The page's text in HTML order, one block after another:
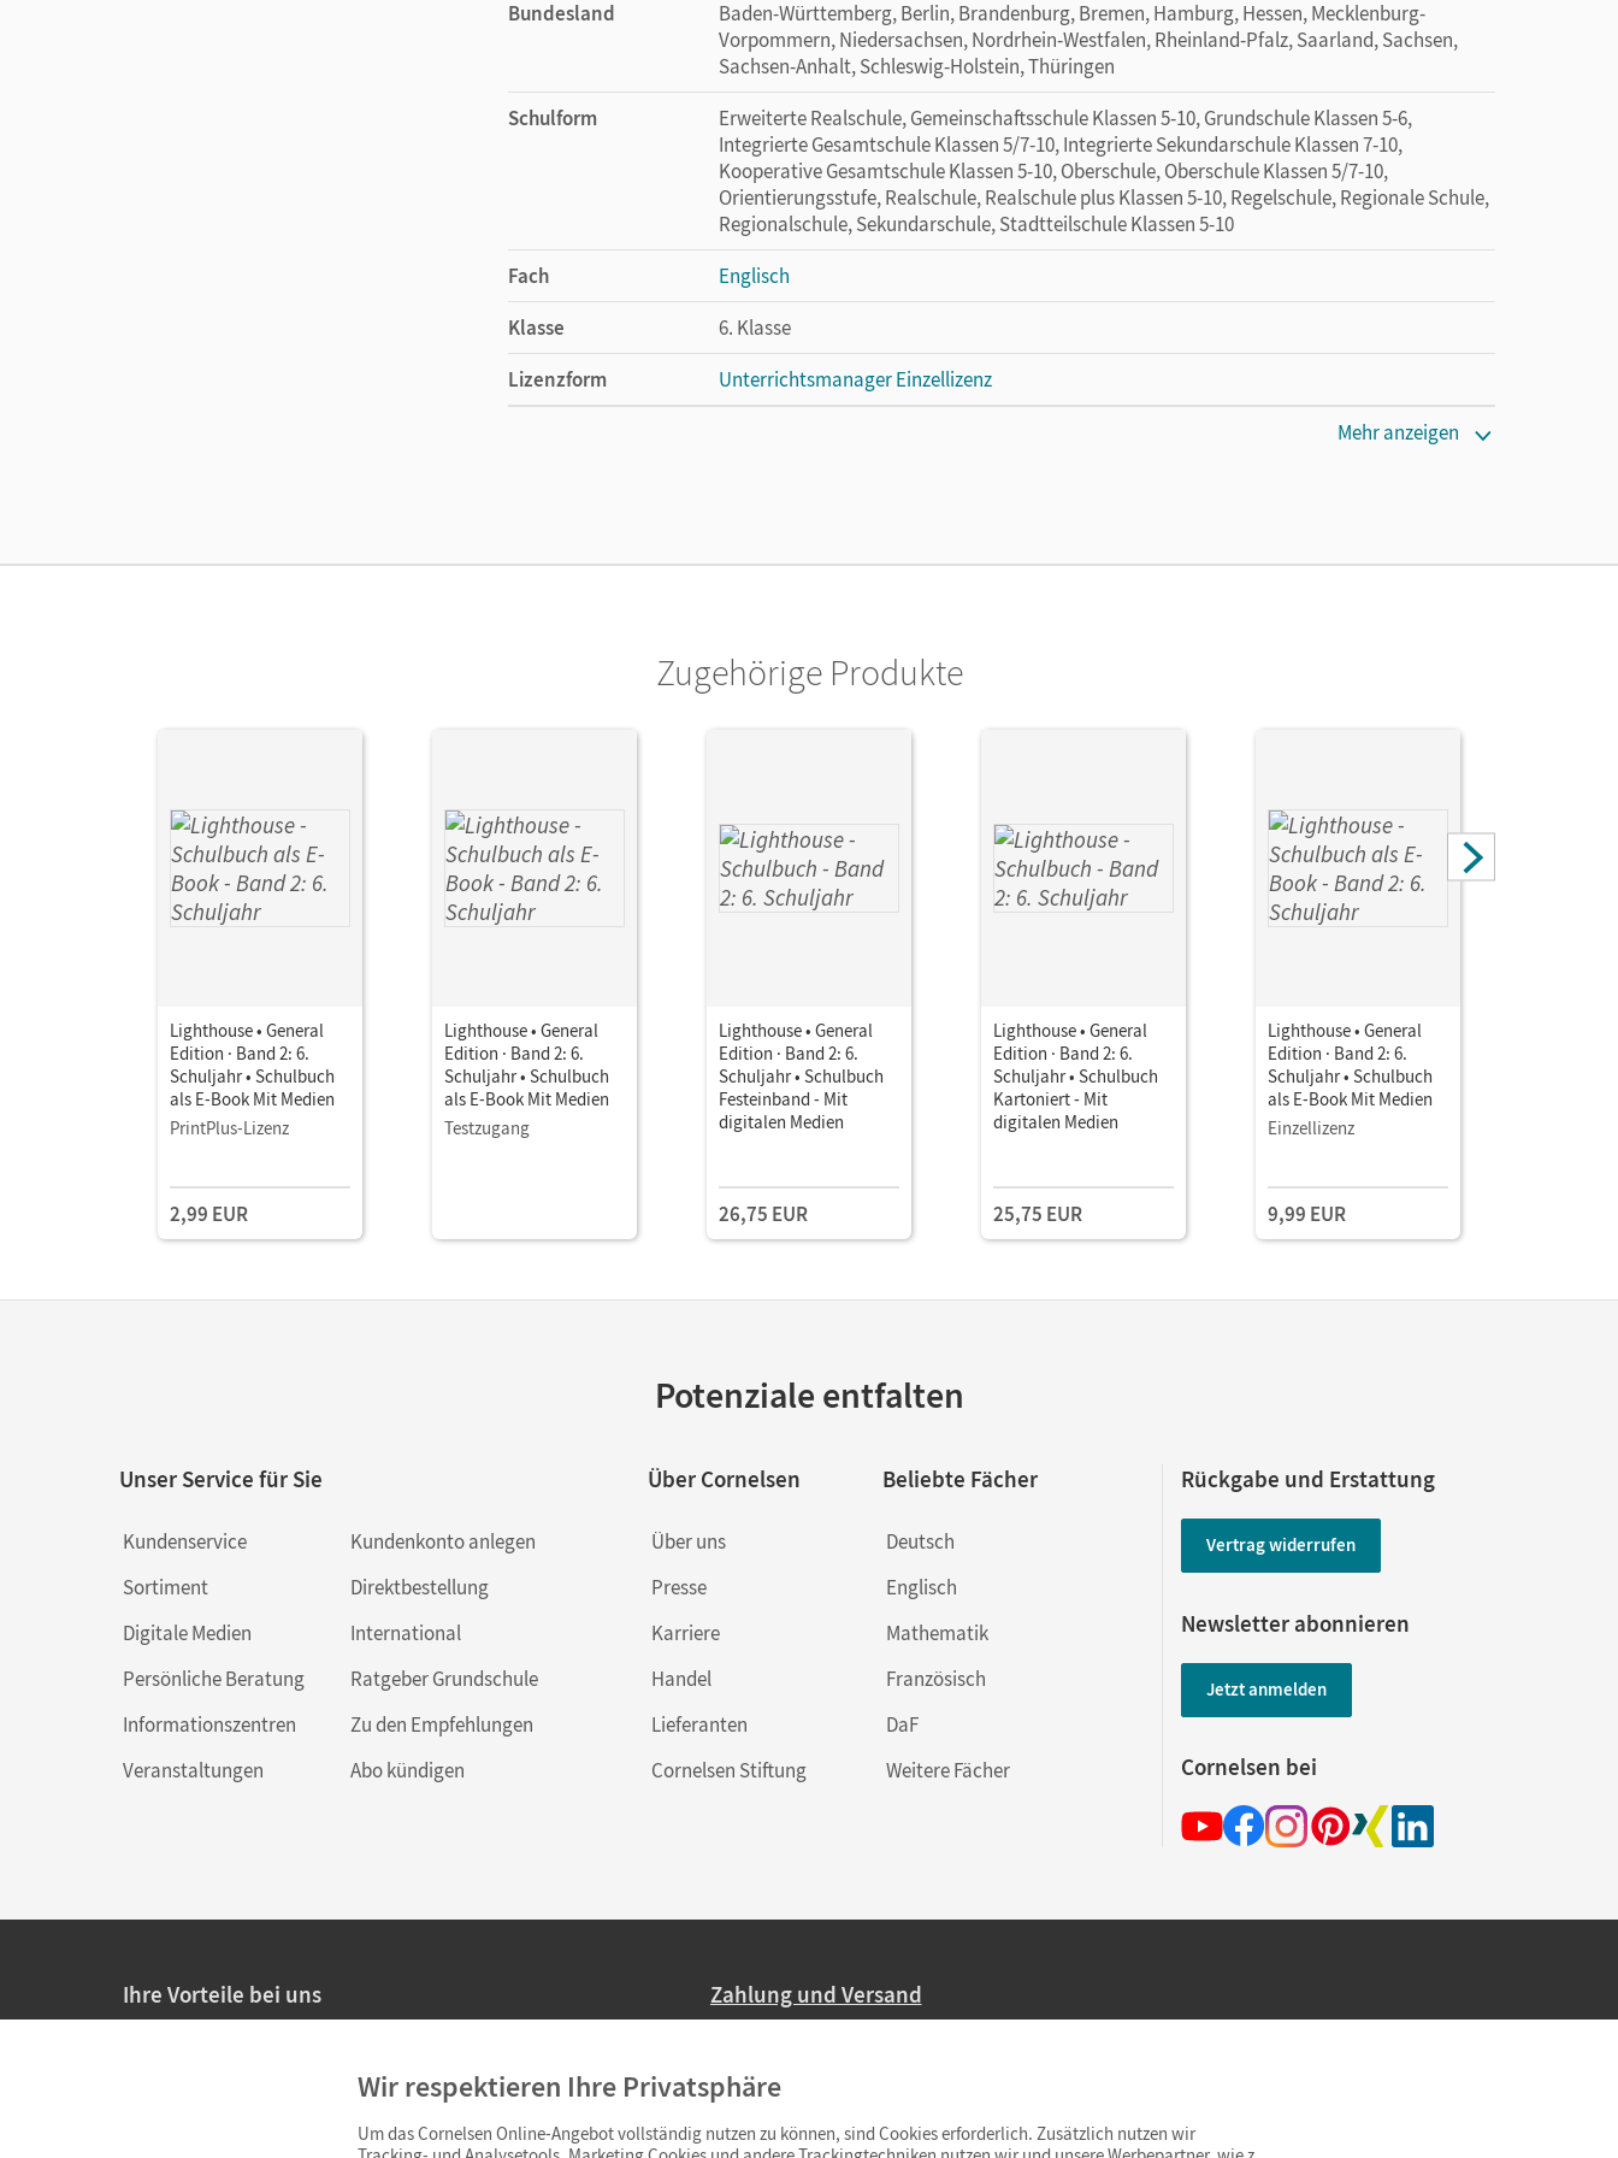
Bundesland
Baden-Württemberg, Berlin, Brandenburg, Bremen, Hamburg, Hessen, Mecklenburg-
Vorpommern, Niedersachsen, Nordrhein-Westfalen, Rheinland-Pfalz, Saarland, Sachsen,
Sachsen-Anhalt, Schleswig-Holstein, Thüringen
Schulform
Erweiterte Realschule, Gemeinschaftsschule Klassen 5-10, Grundschule Klassen 5-6,
Integrierte Gesamtschule Klassen 5/7-10, Integrierte Sekundarschule Klassen 7-10,
Kooperative Gesamtschule Klassen 5-10, Oberschule, Oberschule Klassen 5/7-10,
Orientierungsstufe, Realschule, Realschule plus Klassen 5-10, Regelschule, Regionale Schule,
Regionalschule, Sekundarschule, Stadtteilschule Klassen 5-10
Fach
Englisch
Klasse
6. Klasse
Lizenzform
Unterrichtsmanager Einzellizenz
Verlag
Cornelsen Verlag
Mehr anzeigen
Zugehörige Produkte
Lighthouse • General
Edition · Band 2: 6.
Schuljahr • Schulbuch
als E-Book Mit Medien
PrintPlus-Lizenz
2,99 EUR
Lighthouse • General
Edition · Band 2: 6.
Schuljahr • Schulbuch
als E-Book Mit Medien
Testzugang
Lighthouse • General
Edition · Band 2: 6.
Schuljahr • Schulbuch
Festeinband - Mit
digitalen Medien
26,75 EUR
Lighthouse • General
Edition · Band 2: 6.
Schuljahr • Schulbuch
Kartoniert - Mit
digitalen Medien
25,75 EUR
Lighthouse • General
Edition · Band 2: 6.
Schuljahr • Schulbuch
als E-Book Mit Medien
Einzellizenz
9,99 EUR
Potenziale entfalten
Unser Service für Sie
Kundenservice
Sortiment
Digitale Medien
Persönliche Beratung
Informationszentren
Veranstaltungen
Kundenkonto anlegen
Direktbestellung
International
Ratgeber Grundschule
Zu den Empfehlungen
Abo kündigen
Über Cornelsen
Über uns
Presse
Karriere
Handel
Lieferanten
Cornelsen Stiftung
Beliebte Fächer
Deutsch
Englisch
Mathematik
Französisch
DaF
Weitere Fächer
Rückgabe und Erstattung
Vertrag widerrufen
Newsletter abonnieren
Jetzt anmelden
Cornelsen bei
Ihre Vorteile bei uns
Persönliche Angebote für Lehrkräfte
Sicheres Einkaufen mit SSL-Verschlüsselung
Zahlung und Versand
Ab 59,– EUR Bestellwert liefern wir versandkostenfrei innerhalb Deutschlands
(Lieferung in 3–6 Tagen).
Wir respektieren Ihre Privatsphäre
Um das Cornelsen Online-Angebot vollständig nutzen zu können, sind Cookies erforderlich. Zusätzlich nutzen wir